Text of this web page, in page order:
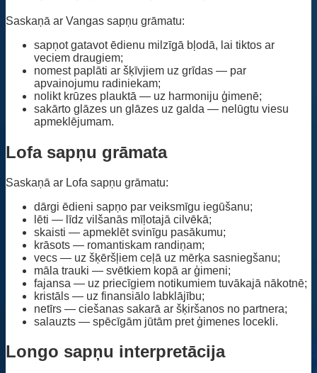
Saskaņā ar Vangas sapņu grāmatu:
sapņot gatavot ēdienu milzīgā bļodā, lai tiktos ar
veciem draugiem;
nomest paplāti ar šķīvjiem uz grīdas — par
apvainojumu radiniekam;
nolikt krūzes plauktā — uz harmoniju ģimenē;
sakārto glāzes un glāzes uz galda — nelūgtu viesu
apmeklējumam.
Lofa sapņu grāmata
Saskaņā ar Lofa sapņu grāmatu:
dārgi ēdieni sapņo par veiksmīgu iegūšanu;
lēti — līdz vilšanās mīļotajā cilvēkā;
skaisti — apmeklēt svinīgu pasākumu;
krāsots — romantiskam randiņam;
vecs — uz šķēršļiem ceļā uz mērķa sasniegšanu;
māla trauki — svētkiem kopā ar ģimeni;
fajansa — uz priecīgiem notikumiem tuvākajā nākotnē;
kristāls — uz finansiālo labklājību;
netīrs — ciešanas sakarā ar šķiršanos no partnera;
salauzts — spēcīgām jūtām pret ģimenes locekli.
Longo sapņu interpretācija